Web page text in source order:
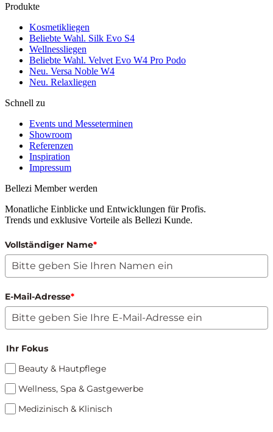
Produkte
Kosmetikliegen
Beliebte Wahl. Silk Evo S4
Wellnessliegen
Beliebte Wahl. Velvet Evo W4 Pro Podo
Neu. Versa Noble W4
Neu. Relaxliegen
Schnell zu
Events und Messeterminen
Showroom
Referenzen
Inspiration
Impressum
Bellezi Member werden
Monatliche Einblicke und Entwicklungen für Profis.
Trends und exklusive Vorteile als Bellezi Kunde.
Vollständiger Name*
E-Mail-Adresse*
Ihr Fokus
Beauty & Hautpflege
Wellness, Spa & Gastgewerbe
Medizinisch & Klinisch